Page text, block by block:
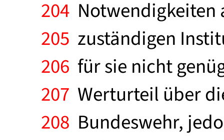
204 Notwendigkeiten
205 zuständigen
206 für sie nicht
207 Werturteil über
208 Bundeswehr,